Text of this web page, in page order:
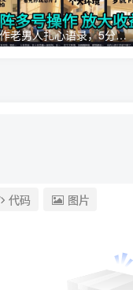
AI制作老男人扎心语录，5分钟一条，操作简单，流量非常大，保姆级教程
代码 图片